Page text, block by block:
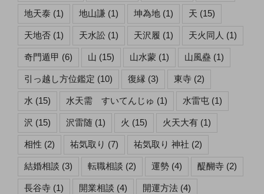
地天泰 (1) 地山謙 (1) 坤為地 (1) 天 (15)
天地否 (1) 天水訟 (1) 天沢履 (1) 天火同人 (1)
奇門遁甲 (6) 山 (15) 山水蒙 (1) 山風蠱 (1)
引っ越し方位鑑定 (10) 復縁 (3) 東寺 (2)
水 (15) 水天需 すいてんじゅ (1) 水雷屯 (1)
沢 (15) 沢雷随 (1) 火 (15) 火天大有 (1)
相性 (2) 祐気取り (7) 祐気取り 神社 (2)
結婚相談 (3) 転職相談 (2) 運勢 (4) 醍醐寺 (2)
長谷寺 (1) 開業相談 (4) 開運方法 (4)